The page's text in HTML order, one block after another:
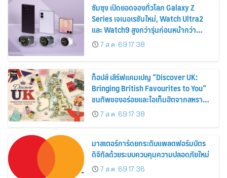
ซัมซุง เปิดยอดจองทั่วโลก Galaxy Z
Series เจเนอเรชันใหม่, Watch Ultra2
และ Watch9 สูงกว่ารุ่นก่อนหน้ากว่า
30%7 ส.ค. 69 17:38
ท็อปส์ เสิร์ฟแคมเปญ “Discover UK:
Bringing British Favourites to You”
ขนทัพของอร่อยและไอเท็มฮิตจากสหราช
อาณาจักร ส่งตรงถึงมือตั้งแต่วันนี้ – 18
สิงหาคมนี้
7 ส.ค. 69 17:38
มาสเตอร์การ์ดยกระดับแพลตฟอร์มบัตร
ดิจิทัลด้วยระบบควบคุมความปลอดภัยใหม่
7 ส.ค. 69 17:36